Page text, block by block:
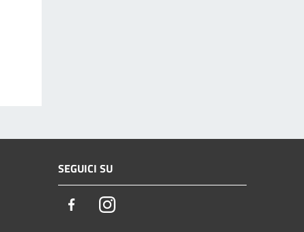
SEGUICI SU
FacebookInstagram